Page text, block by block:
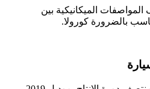
الميكانيكية بين
بالضرورة كورولا.